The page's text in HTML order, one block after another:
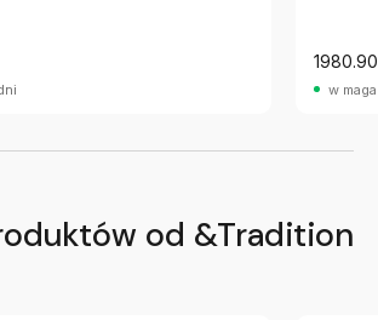
1980.90
w
od &Tradition